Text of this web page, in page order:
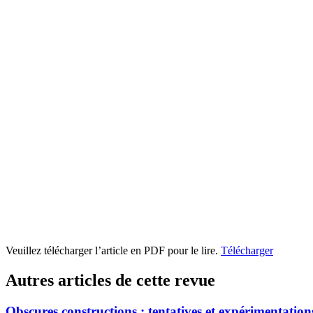
Veuillez télécharger l’article en PDF pour le lire. Télécharger
Autres articles de cette revue